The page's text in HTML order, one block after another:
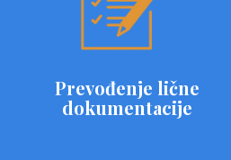
Prevođenje lične
dokumentacije